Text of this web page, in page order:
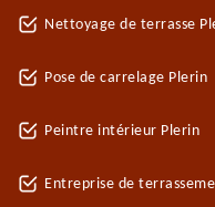
Nettoyage de terrasse
Pose de carrelage Plerin
Peintre intérieur Plerin
Entreprise de